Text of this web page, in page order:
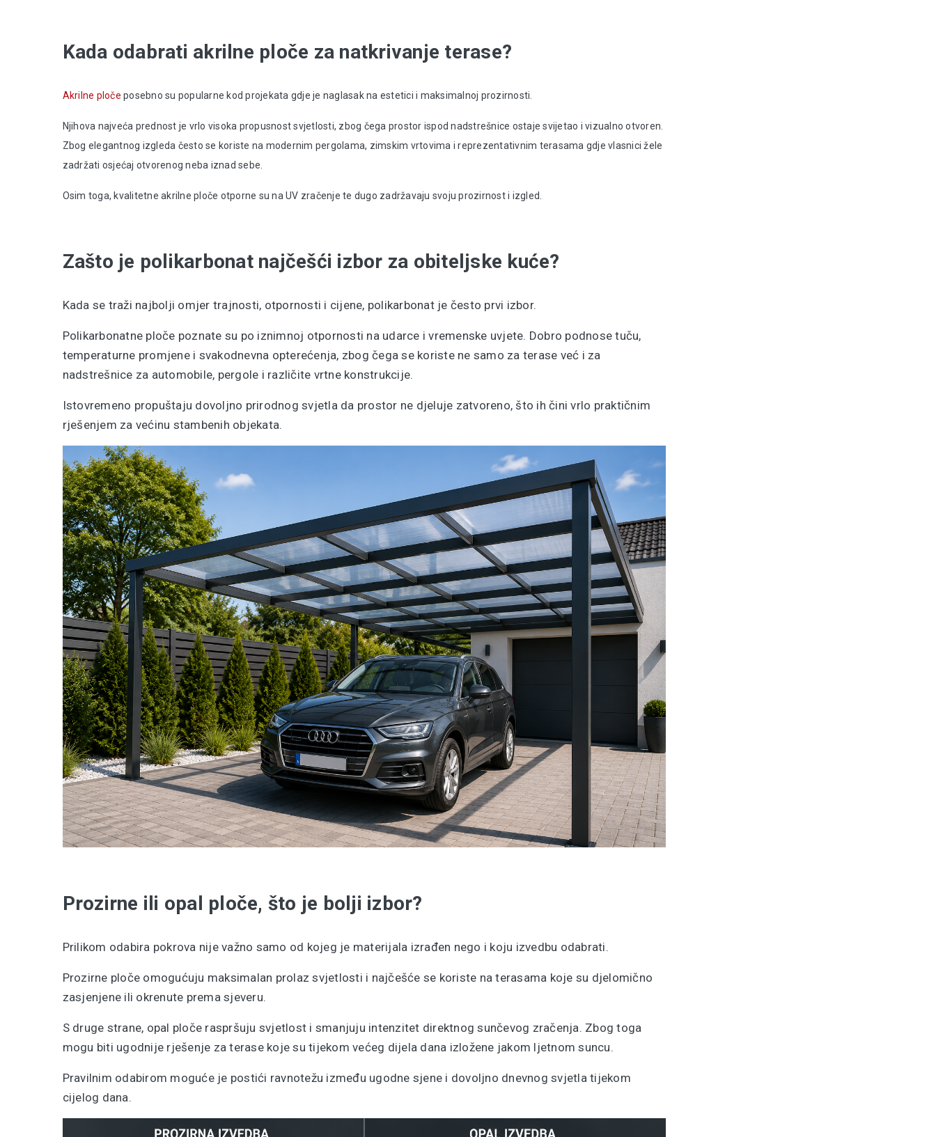
Kada odabrati akrilne ploče za natkrivanje terase?
Akrilne ploče posebno su popularne kod projekata gdje je naglasak na estetici i maksimalnoj prozirnosti.
Njihova najveća prednost je vrlo visoka propusnost svjetlosti, zbog čega prostor ispod nadstrešnice ostaje svijetao i vizualno otvoren.
Zbog elegantnog izgleda često se koriste na modernim pergolama, zimskim vrtovima i reprezentativnim terasama gdje vlasnici žele
zadržati osjećaj otvorenog neba iznad sebe.
Osim toga, kvalitetne akrilne ploče otporne su na UV zračenje te dugo zadržavaju svoju prozirnost i izgled.
Zašto je polikarbonat najčešći izbor za obiteljske kuće?
Kada se traži najbolji omjer trajnosti, otpornosti i cijene, polikarbonat je često prvi izbor.
Polikarbonatne ploče poznate su po iznimnoj otpornosti na udarce i vremenske uvjete. Dobro podnose tuču,
temperaturne promjene i svakodnevna opterećenja, zbog čega se koriste ne samo za terase već i za
nadstrešnice za automobile, pergole i različite vrtne konstrukcije.
Istovremeno propuštaju dovoljno prirodnog svjetla da prostor ne djeluje zatvoreno, što ih čini vrlo praktičnim
rješenjem za većinu stambenih objekata.
Prozirne ili opal ploče, što je bolji izbor?
Prilikom odabira pokrova nije važno samo od kojeg je materijala izrađen nego i koju izvedbu odabrati.
Prozirne ploče omogućuju maksimalan prolaz svjetlosti i najčešće se koriste na terasama koje su djelomično
zasjenjene ili okrenute prema sjeveru.
S druge strane, opal ploče raspršuju svjetlost i smanjuju intenzitet direktnog sunčevog zračenja. Zbog toga
mogu biti ugodnije rješenje za terase koje su tijekom većeg dijela dana izložene jakom ljetnom suncu.
Pravilnim odabirom moguće je postići ravnotežu između ugodne sjene i dovoljno dnevnog svjetla tijekom
cijelog dana.